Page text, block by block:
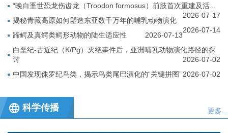
“晚白垩世恐龙伤齿龙（Troodon formosus）前肢首次重建及活...
2026-07-17
揭秘青藏高原如何塑造东亚数千万年的哺乳动物演化
2026-07-14
蹄鳄及真鳄类鳄形动物的陆生适应性
2026-07-13
白垩纪-古近纪（K/Pg）灭绝事件后，亚洲哺乳动物演化路径的探
讨
2026-07-02
中国发现侏罗纪鸟类，揭示鸟类尾巴演化的“关键拼图”2026-07-02
科学传播 更多...